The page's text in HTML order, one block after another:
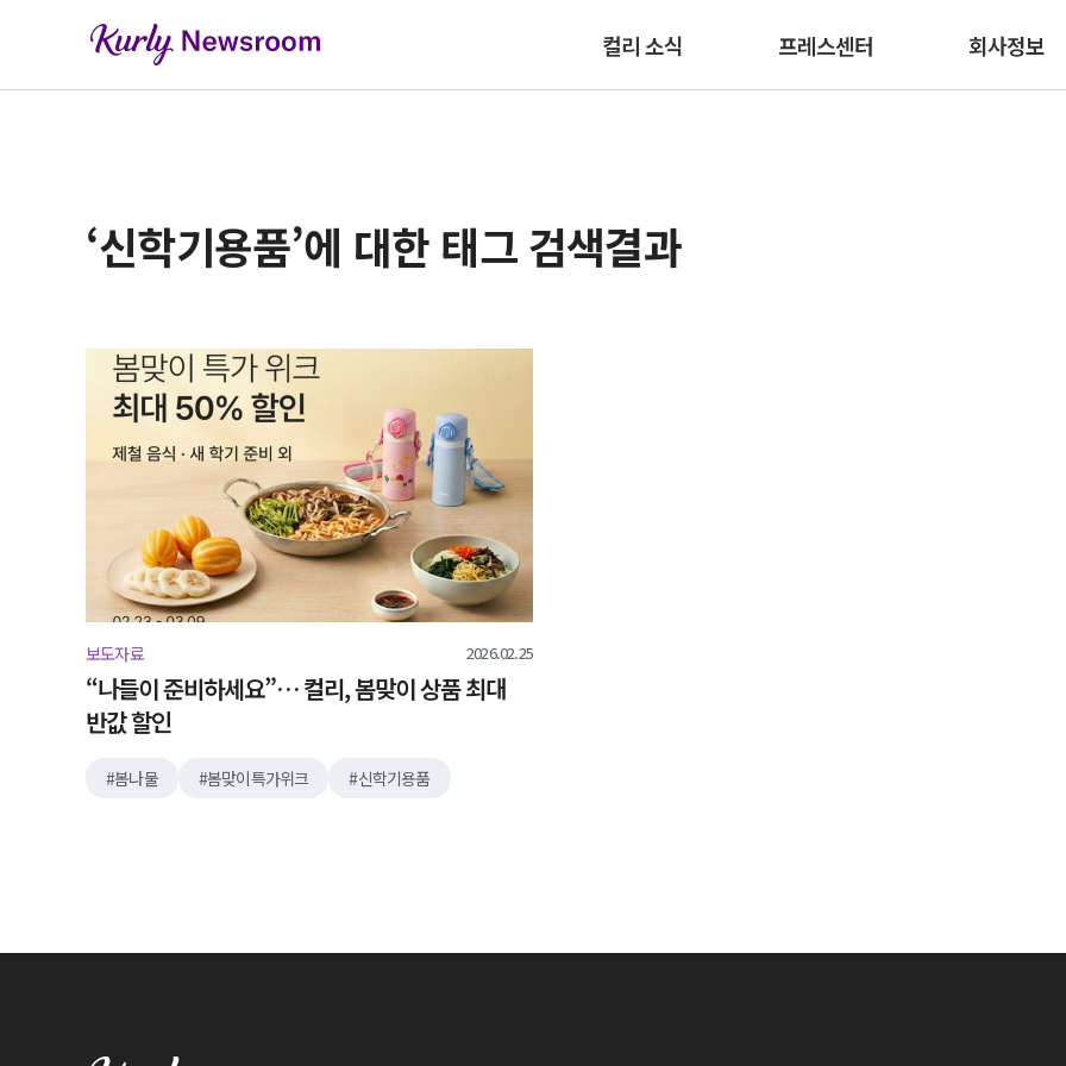
컬리 소식 프레스센터 회사정보
‘신학기용품’에 대한 태그 검색결과
보도자료 2026.02.25
“나들이 준비하세요”… 컬리, 봄맞이 상품 최대
반값 할인
봄나물 봄맞이특가위크 신학기용품